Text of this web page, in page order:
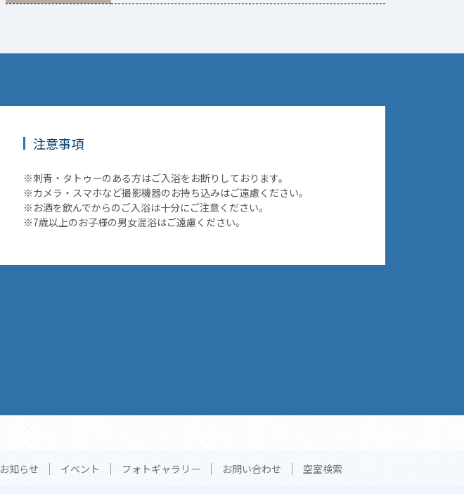
注意事項
※刺青・タトゥーのある方はご入浴をお断りしております。
※カメラ・スマホなど撮影機器のお持ち込みはご遠慮ください。
※お酒を飲んでからのご入浴は十分にご注意ください。
※7歳以上のお子様の男女混浴はご遠慮ください。
お知らせ イベント フォトギャラリー お問い合わせ 空室検索